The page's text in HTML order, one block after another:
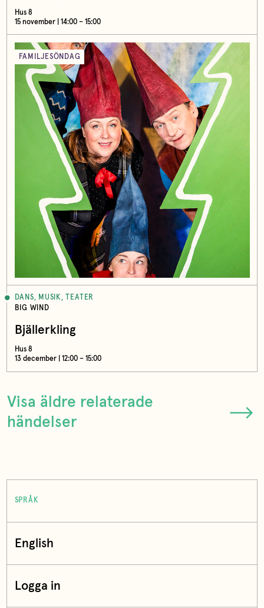
Hus 8
15 november | 14:00 – 15:00
FAMILJESÖNDAG
DANS, MUSIK, TEATER
BIG WIND
Bjällerkling
Hus 8
13 december | 12:00 – 15:00
Visa äldre relaterade
händelser
SPRÅK
English
Logga in